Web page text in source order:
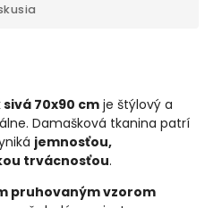
70x90 cm je štýlový a
Damašková tkanina patrí
jemnosťou,
trvácnosťou.
pruhovaným vzorom